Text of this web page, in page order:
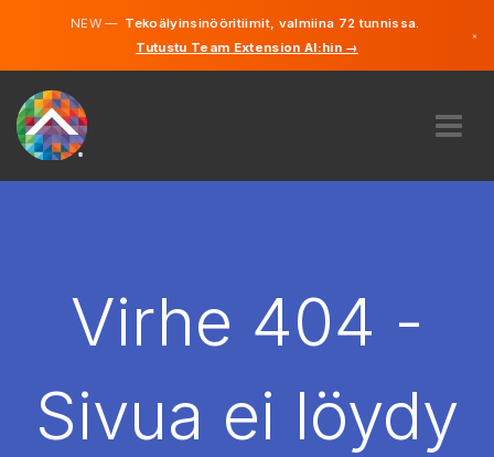
NEW —Tekoälyinsinööritiimit, valmiina 72 tunnissa.
Tutustu Team Extension AI:hin →
×
VUOKRAUS
Saksa
Englanti
Virhe 404 -
Sivua ei löydy